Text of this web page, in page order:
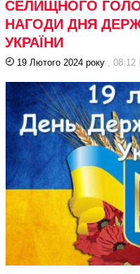
СЕЛИЩНОГО
НАГОДИ ДНЯ
УКРАЇНИ
19 Лютого 2024 року , 08:12